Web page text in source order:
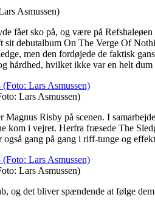
Asmussen)
fået sko på, og være på
sit debutalbum On The Verge Of
men den fordøjede de faktisk
hårdhed, hvilket ikke var en helt
Lars Asmussen)
Magnus Risby på scenen. I
kom i vejret. Herfra fræsede The
gang på gang i riff-tunge og
Lars Asmussen)
og det bliver spændende at følge